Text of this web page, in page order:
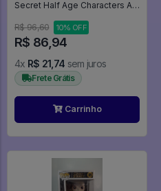
Secret Half Age Characters Ao
R$ 96,60
10% OFF
R$ 86,94
4x R$ 21,74 sem juros
Frete Grátis
Carrinho